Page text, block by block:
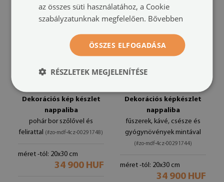
Dekorációs kép készlet
nappaliba
pohár bor szőlővel és
felirattal (#zo-mdf-4cz-00291748)
méret -tól: 20x30 cm
34 900 HUF
Dekorációs képkészlet
nappaliba
fűszerek, kávé, csésze és
gyógynövények mintával
(#zo-mdf-4cz-00291744)
méret -tól: 20x30 cm
34 900 HUF
az összes süti használatához, a Cookie
szabályzatunknak megfelelően. Bővebben
ÖSSZES ELFOGADÁSA
RÉSZLETEK MEGJELENÍTÉSE